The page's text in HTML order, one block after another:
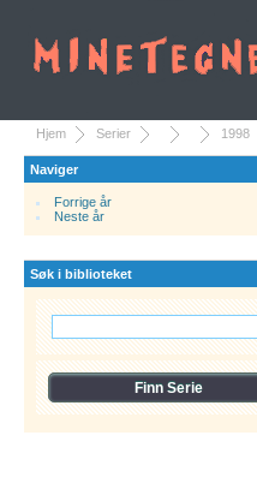
Hjem Serier 1998
Naviger
Forrige år
Neste år
Søk i biblioteket